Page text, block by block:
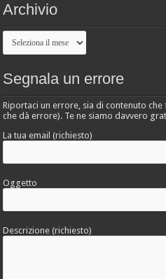
Archivio
Archivio
Segnala un errore
Riportaci un errore, sia di contenuto
che dà errore). Te ne siamo davvero
La tua email (richiesto)
Oggetto
Descrizione (richiesto)